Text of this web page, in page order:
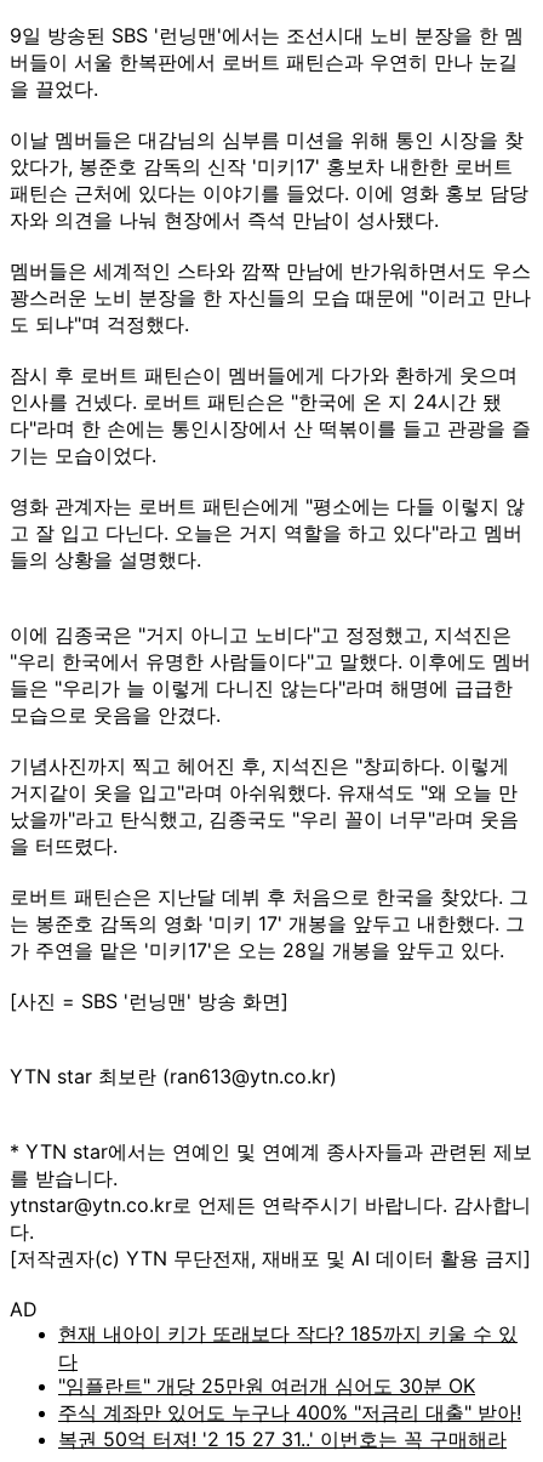
9일 방송된 SBS '런닝맨'에서는 조선시대 노비 분장을 한 멤
버들이 서울 한복판에서 로버트 패틴슨과 우연히 만나 눈길
을 끌었다.
이날 멤버들은 대감님의 심부름 미션을 위해 통인 시장을 찾
았다가, 봉준호 감독의 신작 '미키17' 홍보차 내한한 로버트
패틴슨 근처에 있다는 이야기를 들었다. 이에 영화 홍보 담당
자와 의견을 나눠 현장에서 즉석 만남이 성사됐다.
멤버들은 세계적인 스타와 깜짝 만남에 반가워하면서도 우스
꽝스러운 노비 분장을 한 자신들의 모습 때문에 "이러고 만나
도 되냐"며 걱정했다.
잠시 후 로버트 패틴슨이 멤버들에게 다가와 환하게 웃으며
인사를 건넸다. 로버트 패틴슨은 "한국에 온 지 24시간 됐
다"라며 한 손에는 통인시장에서 산 떡볶이를 들고 관광을 즐
기는 모습이었다.
영화 관계자는 로버트 패틴슨에게 "평소에는 다들 이렇지 않
고 잘 입고 다닌다. 오늘은 거지 역할을 하고 있다"라고 멤버
들의 상황을 설명했다.
이에 김종국은 "거지 아니고 노비다"고 정정했고, 지석진은
"우리 한국에서 유명한 사람들이다"고 말했다. 이후에도 멤버
들은 "우리가 늘 이렇게 다니진 않는다"라며 해명에 급급한
모습으로 웃음을 안겼다.
기념사진까지 찍고 헤어진 후, 지석진은 "창피하다. 이렇게
거지같이 옷을 입고"라며 아쉬워했다. 유재석도 "왜 오늘 만
났을까"라고 탄식했고, 김종국도 "우리 꼴이 너무"라며 웃음
을 터뜨렸다.
로버트 패틴슨은 지난달 데뷔 후 처음으로 한국을 찾았다. 그
는 봉준호 감독의 영화 '미키 17' 개봉을 앞두고 내한했다. 그
가 주연을 맡은 '미키17'은 오는 28일 개봉을 앞두고 있다.
[사진 = SBS '런닝맨' 방송 화면]
YTN star 최보란 (ran613@ytn.co.kr)
* YTN star에서는 연예인 및 연예계 종사자들과 관련된 제보
를 받습니다.
ytnstar@ytn.co.kr로 언제든 연락주시기 바랍니다. 감사합니
다.
[저작권자(c) YTN 무단전재, 재배포 및 AI 데이터 활용 금지]
AD